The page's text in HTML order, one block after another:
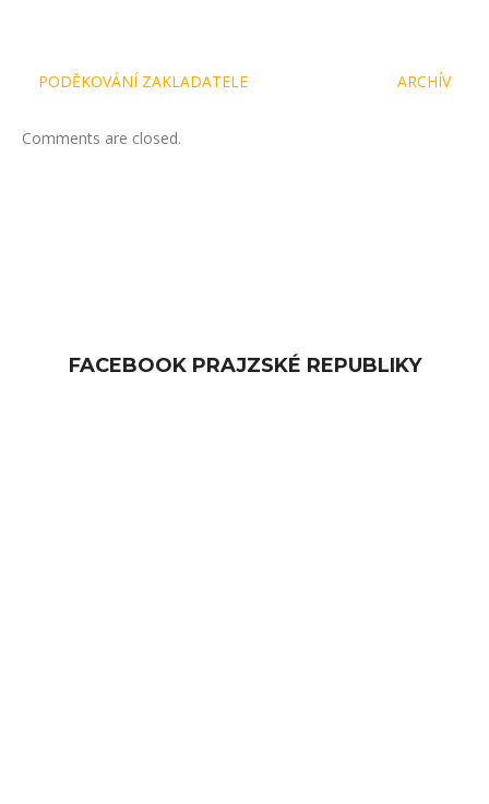
Navigace
příspěvek
PODĚKOVÁNÍ ZAKLADATELE ARCHÍV
Comments are closed.
FACEBOOK PRAJZSKÉ REPUBLIKY